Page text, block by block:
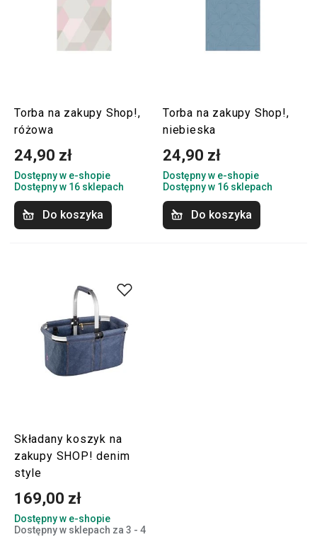
Torba na zakupy Shop!,
różowa
24,90 zł
Dostępny w e-shopie
Dostępny w 16 sklepach
Do koszyka
Torba na zakupy Shop!,
niebieska
24,90 zł
Dostępny w e-shopie
Dostępny w 16 sklepach
Do koszyka
Składany koszyk na
zakupy SHOP! denim
style
169,00 zł
Dostępny w e-shopie
Dostępny w sklepach za 3 - 4